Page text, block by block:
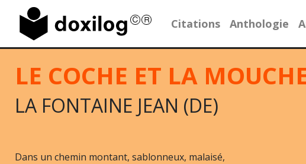
Citations Anthologie
LE COCHE ET LA
LA FONTAINE JEAN (DE)
Dans un chemin montant, sablonneux, malaisé,